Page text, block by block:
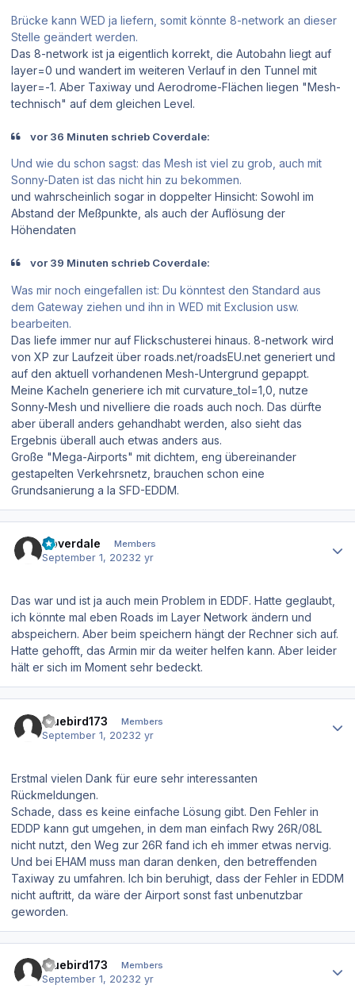
Brücke kann WED ja liefern, somit könnte 8-network an dieser
Stelle geändert werden.
Das 8-network ist ja eigentlich korrekt, die Autobahn liegt auf
layer=0 und wandert im weiteren Verlauf in den Tunnel mit
layer=-1. Aber Taxiway und Aerodrome-Flächen liegen "Mesh-
technisch" auf dem gleichen Level.
vor 36 Minuten schrieb Coverdale:
Und wie du schon sagst: das Mesh ist viel zu grob, auch mit
Sonny-Daten ist das nicht hin zu bekommen.
und wahrscheinlich sogar in doppelter Hinsicht: Sowohl im
Abstand der Meßpunkte, als auch der Auflösung der
Höhendaten
vor 39 Minuten schrieb Coverdale:
Was mir noch eingefallen ist: Du könntest den Standard aus
dem Gateway ziehen und ihn in WED mit Exclusion usw.
bearbeiten.
Das liefe immer nur auf Flickschusterei hinaus. 8-network wird
von XP zur Laufzeit über roads.net/roadsEU.net generiert und
auf den aktuell vorhandenen Mesh-Untergrund gepappt.
Meine Kacheln generiere ich mit curvature_tol=1,0, nutze
Sonny-Mesh und nivelliere die roads auch noch. Das dürfte
aber überall anders gehandhabt werden, also sieht das
Ergebnis überall auch etwas anders aus.
Große "Mega-Airports" mit dichtem, eng übereinander
gestapelten Verkehrsnetz, brauchen schon eine
Grundsanierung a la SFD-EDDM.
Coverdale Members
September 1, 20232 yr
Das war und ist ja auch mein Problem in EDDF. Hatte geglaubt,
ich könnte mal eben Roads im Layer Network ändern und
abspeichern. Aber beim speichern hängt der Rechner sich auf.
Hatte gehofft, das Armin mir da weiter helfen kann. Aber leider
hält er sich im Moment sehr bedeckt.
bluebird173 Members
September 1, 20232 yr
Erstmal vielen Dank für eure sehr interessanten
Rückmeldungen.
Schade, dass es keine einfache Lösung gibt. Den Fehler in
EDDP kann gut umgehen, in dem man einfach Rwy 26R/08L
nicht nutzt, den Weg zur 26R fand ich eh immer etwas nervig.
Und bei EHAM muss man daran denken, den betreffenden
Taxiway zu umfahren. Ich bin beruhigt, dass der Fehler in EDDM
nicht auftritt, da wäre der Airport sonst fast unbenutzbar
geworden.
bluebird173 Members
September 1, 20232 yr